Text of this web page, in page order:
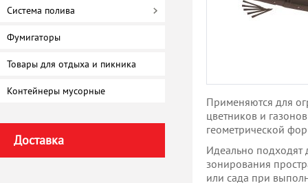
Система полива
Фумигаторы
Товары для отдыха и пикника
Контейнеры мусорные
Доставка
Применяются для
цветников и
геометрической
Идеально подходят
зонирования
или сада при